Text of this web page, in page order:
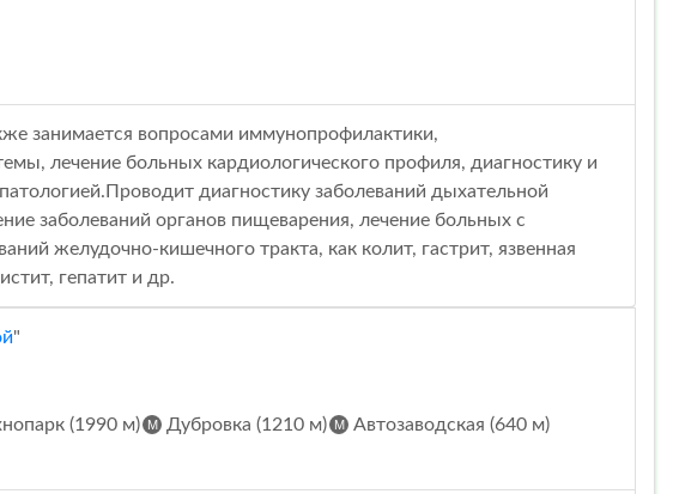
занимается вопросами иммунопрофилактики,
лечение больных кардиологического профиля, диагностику и
диагностику заболеваний дыхательной
заболеваний органов пищеварения, лечение больных с
желудочно-кишечного тракта, как колит, гастрит, язвенная
гепатит и др.
"
(1990 м) Дубровка (1210 м)
Автозаводская (640 м)